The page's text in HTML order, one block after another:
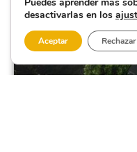
desactivarlas en los
Aceptar Rechazar